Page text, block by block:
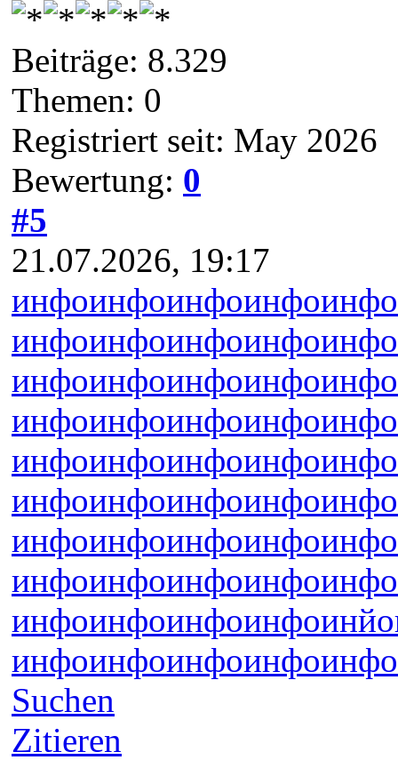
Beiträge: 8.329
Themen: 0
Registriert seit: May 2026
Bewertung: 0
#5
21.07.2026, 19:17
инфоинфоинфоинфоинфо
инфоинфоинфоинфоинфо
инфоинфоинфоинфоинфо
инфоинфоинфоинфоинфо
инфоинфоинфоинфоинфо
инфоинфоинфоинфоинфо
инфоинфоинфоинфоинфо
инфоинфоинфоинфоинфо
инфоинфоинфоинфоинйо
инфоинфоинфоинфоинфо
Suchen
Zitieren